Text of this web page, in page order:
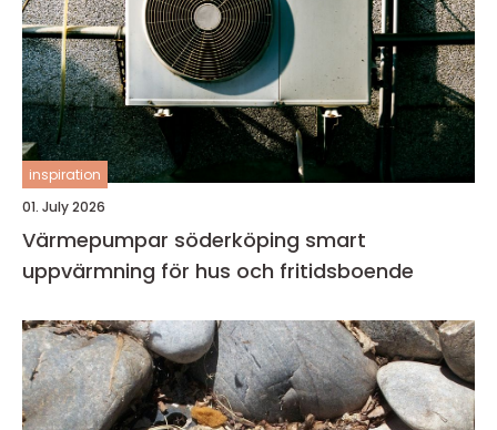
inspiration
01. July 2026
Värmepumpar söderköping smart
uppvärmning för hus och fritidsboende